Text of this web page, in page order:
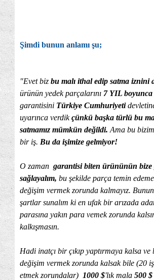
Şimdi bunun anlamı şu;
"Evet biz bu malı ithal edip satma iznini
ürünün yedek parçalarını 7 YIL boyunca
garantisini Türkiye Cumhuriyeti
uyarınca verdikçünkü başka türlü bu
satmamız mümkün değildi. Ama bu
bir iş. Bu da işimize gelmiyor!
O zaman garantisi biten ürününün bize
sağlayalım, bu şekilde parça temin
değişim vermek zorunda kalmayız.
şartlar sunalım ki en ufak bir arızada
parasına yakın para vemek zorunda
kalkışmasın.
Hadi inatçı bir çıkıp yaptırmaya kalsa ve
değişim vermek zorunda kalsak bile (20
etmek zorundalar) 1000 $'lık mala 500 $